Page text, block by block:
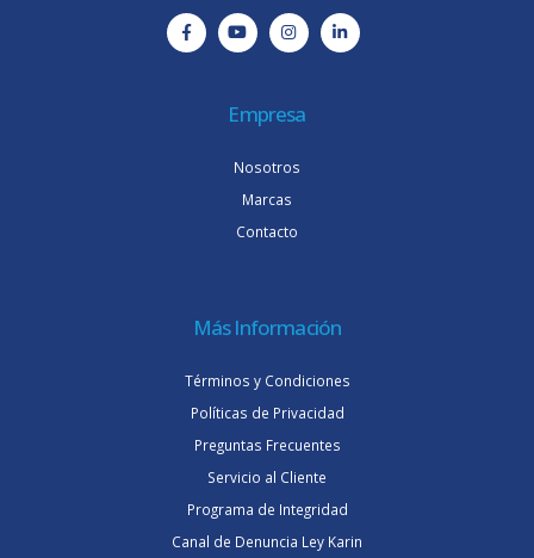
Empresa
Nosotros
Marcas
Contacto
Más Información
Términos y Condiciones
Políticas de Privacidad
Preguntas Frecuentes
Servicio al Cliente
Programa de Integridad
Canal de Denuncia Ley Karin